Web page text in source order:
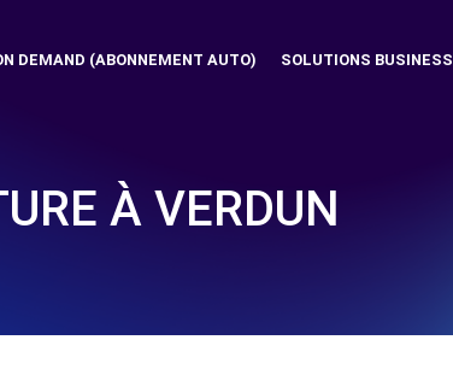
DEMAND (ABONNEMENT AUTO) SOLUTIONS BUSINESS
À VERDUN